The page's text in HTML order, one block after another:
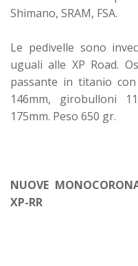
Shimano, SRAM, FSA.
Le pedivelle sono
uguali alle XP Road.
passante in titanio
146mm, girobulloni
175mm. Peso 650 gr.
NUOVE
XP-RR